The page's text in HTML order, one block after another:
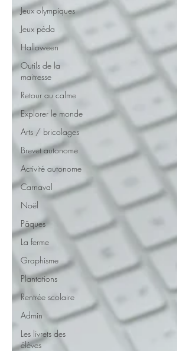
Jeux olympiques
Jeux péda
Halloween
Outils de la
maitresse
Retour au calme
Explorer le monde
Arts / bricolages
Brevet autonome
Activité autonome
Carnaval
Noël
Pâques
La ferme
Graphisme
Plantations
Rentrée scolaire
Admin
Les livrets des
élèves